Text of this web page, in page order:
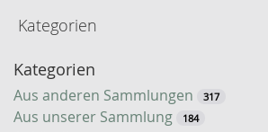
S
u
c
Kategorien
Kategorien
Aus anderen Sammlungen 317
Aus unserer Sammlung 184